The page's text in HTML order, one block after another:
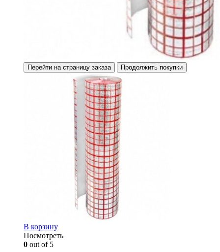
Перейти на страницу заказа Продолжить покупки
В корзину
Посмотреть
0 out of 5